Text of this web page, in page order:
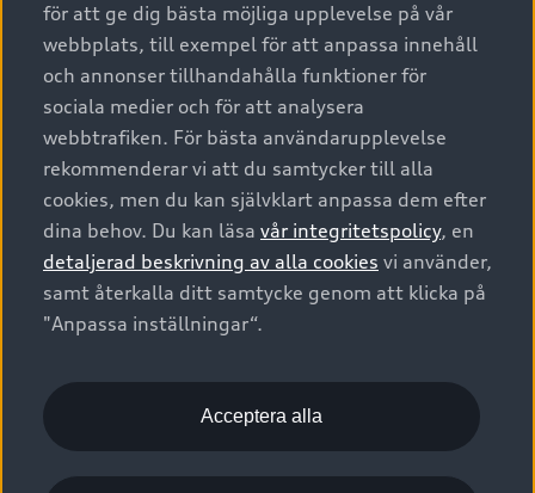
Elbilar
Laddhybrider
A6 modellerna
SUV
Avant
Sportback
Audi Sport
Privaterbjudanden
Privatleasing
Nya bilar i lager
Begagnade bilar i lager
Audi approved :plus - så gott som nya
Finansiering
Audi exclusive
Service & tillbehör
Originaltillbehör - köp online
Försäkring
Audi Collection – livsstilsartiklar
Vanliga frågor
2G/3G nätet stängs ned - Hur påverkas min bil av detta?
Tjänstebil
Tjänstebil
Business lease online
Företagsleasing
Om Audi Sverige
Kontakta oss
Boka Service online
Audi Återförsäljare/-serviceverkstad
myAudi
Pressmeddelanden
Nyhetsbrev
Utgivare
Juridiskt Audi AG
Juridiskt Audi Digital Giveaway
för att ge dig bästa möjliga upplevelse på vår
webbplats, till exempel för att anpassa innehåll
och annonser tillhandahålla funktioner för
sociala medier och för att analysera
webbtrafiken. För bästa användarupplevelse
rekommenderar vi att du samtycker till alla
cookies, men du kan självklart anpassa dem efter
dina behov. Du kan läsa vår integritetspolicy, en
detaljerad beskrivning av alla cookies vi använder,
samt återkalla ditt samtycke genom att klicka på
"Anpassa inställningar“.
Acceptera alla